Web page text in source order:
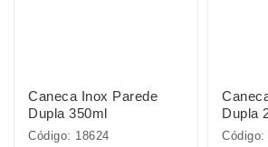
Caneca Inox Parede
Dupla 350ml
Código: 18624
Dupla
Código: